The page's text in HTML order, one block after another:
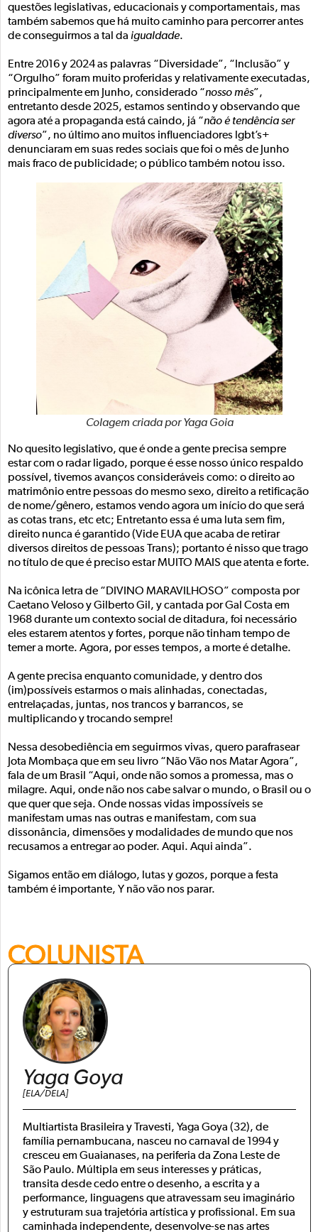
questões legislativas, educacionais y comportamentais, mas
também sabemos que há muito caminho para percorrer antes
de conseguirmos a tal da igualdade.
Entre 2016 y 2024 as palavras “Diversidade”, “Inclusão” y
“Orgulho” foram muito proferidas y relativamente executadas,
principalmente em Junho, considerado “nosso mês”,
entretanto desde 2025, estamos sentindo y observando que
agora até a propaganda está caindo, já “não é tendência ser
diverso”, no último ano muitos influenciadores lgbt’s+
denunciaram em suas redes sociais que foi o mês de Junho
mais fraco de publicidade; o público também notou isso.
Colagem criada por Yaga Goia
No quesito legislativo, que é onde a gente precisa sempre
estar com o radar ligado, porque é esse nosso único respaldo
possível, tivemos avanços consideráveis como: o direito ao
matrimônio entre pessoas do mesmo sexo, direito a retificação
de nome/gênero, estamos vendo agora um início do que será
as cotas trans, etc etc; Entretanto essa é uma luta sem fim,
direito nunca é garantido (Vide EUA que acaba de retirar
diversos direitos de pessoas Trans); portanto é nisso que trago
no título de que é preciso estar MUITO MAIS que atenta e forte.
Na icônica letra de “DIVINO MARAVILHOSO” composta por
Caetano Veloso y Gilberto Gil, y cantada por Gal Costa em
1968 durante um contexto social de ditadura, foi necessário
eles estarem atentos y fortes, porque não tinham tempo de
temer a morte. Agora, por esses tempos, a morte é detalhe.
A gente precisa enquanto comunidade, y dentro dos
(im)possíveis estarmos o mais alinhadas, conectadas,
entrelaçadas, juntas, nos trancos y barrancos, se
multiplicando y trocando sempre!
Nessa desobediência em seguirmos vivas, quero parafrasear
Jota Mombaça que em seu livro “Não Vão nos Matar Agora”,
fala de um Brasil “Aqui, onde não somos a promessa, mas o
milagre. Aqui, onde não nos cabe salvar o mundo, o Brasil ou o
que quer que seja. Onde nossas vidas impossíveis se
manifestam umas nas outras e manifestam, com sua
dissonância, dimensões y modalidades de mundo que nos
recusamos a entregar ao poder. Aqui. Aqui ainda”.
Sigamos então em diálogo, lutas y gozos, porque a festa
também é importante, Y não vão nos parar.
COLUNISTA
Yaga Goya
[ELA/DELA]
Multiartista Brasileira y Travesti, Yaga Goya (32), de
família pernambucana, nasceu no carnaval de 1994 y
cresceu em Guaianases, na periferia da Zona Leste de
São Paulo. Múltipla em seus interesses y práticas,
transita desde cedo entre o desenho, a escrita y a
performance, linguagens que atravessam seu imaginário
y estruturam sua trajetória artística y profissional. Em sua
caminhada independente, desenvolve-se nas artes